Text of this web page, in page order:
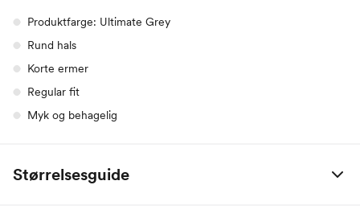
Produktfarge: Ultimate Grey
Rund hals
Korte ermer
Regular fit
Myk og behagelig
Størrelsesguide